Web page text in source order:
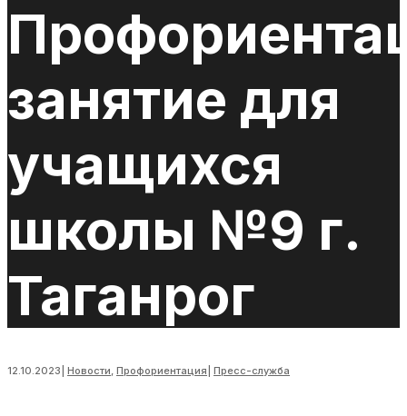
занятие для
учащихся
школы №9 г.
Таганрог
12.10.2023 Новости, Профориентация Пресс-служба